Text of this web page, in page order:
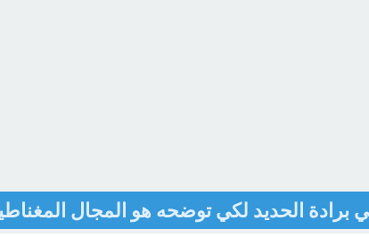
برادة الحديد لكي توضحه هو المجال